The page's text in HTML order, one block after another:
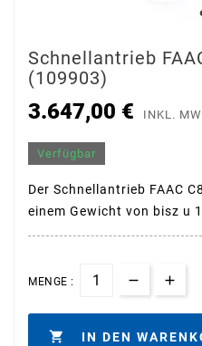
Schnellantrieb
(109903)
3.647,00 € INKL.
Verfügbar
Der Schnellantrieb FAAC
einem Gewicht von bisz u
MENGE :
 IN DEN